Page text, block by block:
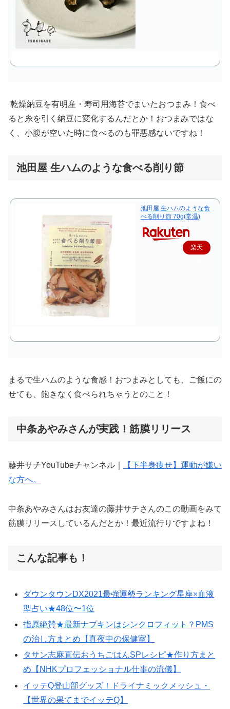
乾燥納豆を有明産・寿司用海苔でまいたおつまみ！食べ
ると糸を引く納豆に変化するんだとか！おつまみではな
く、小腹が空いた時に食べるのも罪悪感ないですね！
池田屋 生ハムのような食べる削り節
池田屋 生ハムのような食
べる削り節 70g(常温)
楽天
まるで生ハムのような食感！おつまみとしても、ご飯にの
せても、飽きなく食べられちゃうとのこと！
中条あやみさんが実践！筋膜リリース
藤井サチYouTubeチャンネル｜
【下半身痩せ】運動が嫌い
な方へ。
中条あやみさんはお友達の藤井サチさんのこの動画をみて
筋膜リリースしているんだとか！最近流行りですよね！
こんな記事も！
ダウンタウンDX2021最強運勢ランキング星座×血液
型占い★48位〜1位
指原絶賛★最新ナプキンはシンクロフィット？PMS
の治し方まとめ【真夜中の保健室】
タサン志麻直伝おうちごはんSPレシピ★作り方まと
め【NHKプロフェッショナル仕事の流儀】
イッテQ登山部グッズ！ドライナミックメッシュ・
【世界の果てまでイッテQ】